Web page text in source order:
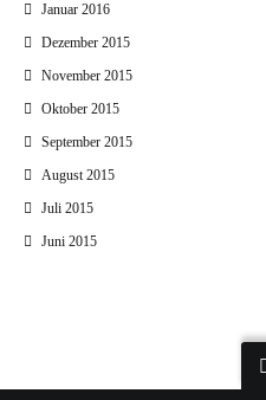
Januar 2016
Dezember 2015
November 2015
Oktober 2015
September 2015
August 2015
Juli 2015
Juni 2015